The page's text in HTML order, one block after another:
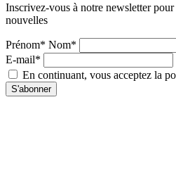
Inscrivez-vous à notre newsletter
nouvelles
Prénom* Nom*
E-mail*
En continuant, vous acceptez la